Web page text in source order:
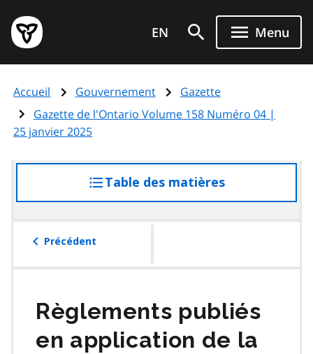
au
contenu
principal
Page
d'accueil
de
l'Ontario
EN Menu
Accueil Gouvernement
Gazette
Gazette de l'Ontario Volume 158 Numéro 04 |
25 janvier 2025
Table des matières
à
Précédent
Règlements publiés
en application de la